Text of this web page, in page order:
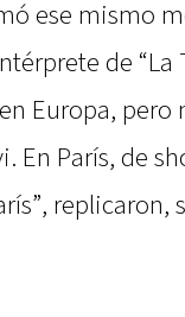
ese mismo
de “La
Europa, pero
En París, de